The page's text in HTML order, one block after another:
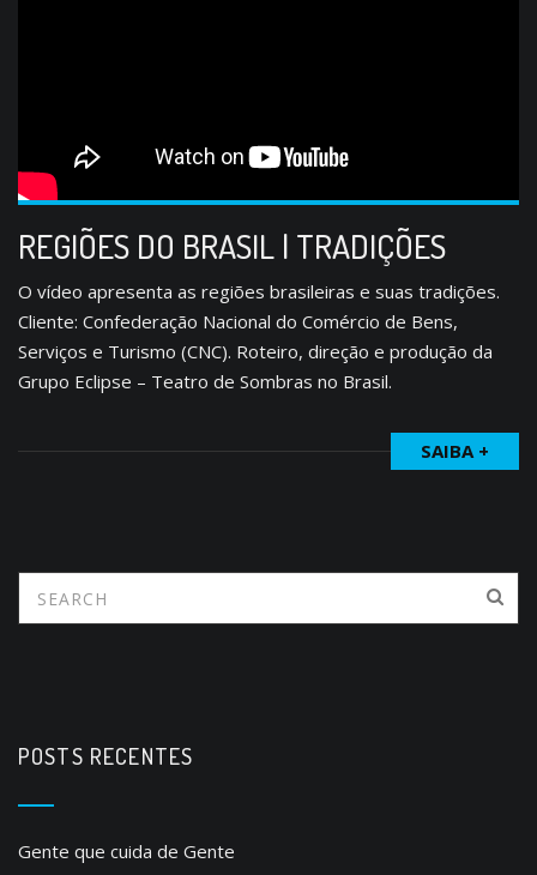
REGIÕES DO BRASIL | TRADIÇÕES
O vídeo apresenta as regiões brasileiras e suas tradições.
Cliente: Confederação Nacional do Comércio de Bens,
Serviços e Turismo (CNC). Roteiro, direção e produção da
Grupo Eclipse – Teatro de Sombras no Brasil.
SAIBA +
POSTS RECENTES
Gente que cuida de Gente